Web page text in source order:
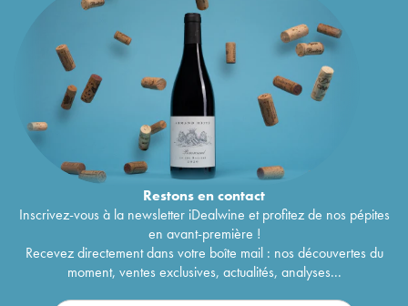
Restons encontact
Inscrivez-vous à la newsletter iDealwine et profitez de nos pépites
en avant-première !
Recevez directement dans votre boîte mail : nos découvertes du
moment, ventes exclusives, actualités, analyses...